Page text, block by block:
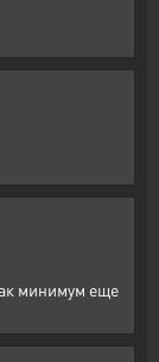
минимум еще